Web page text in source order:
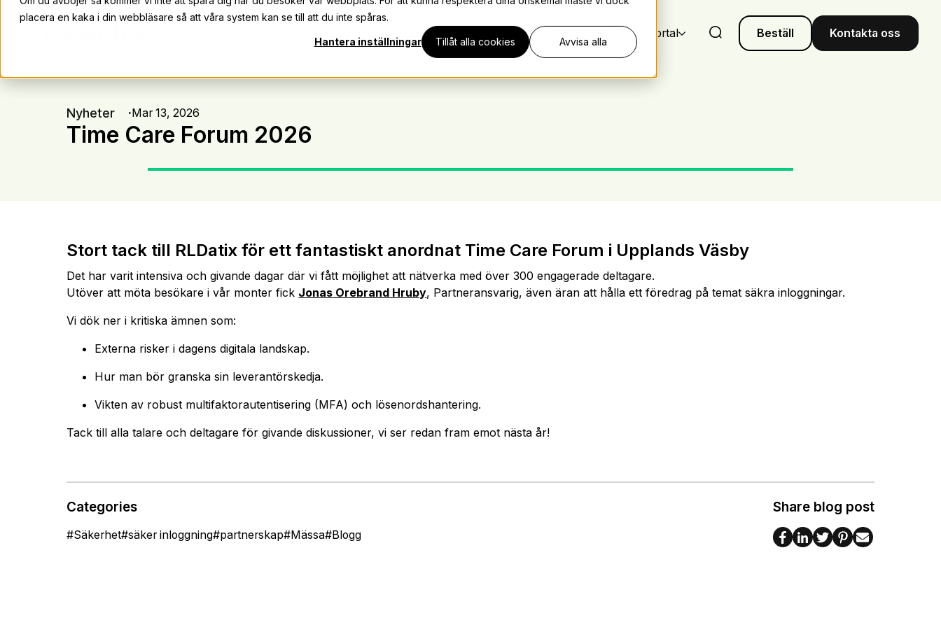
placera en kaka i din webbläsare så att våra system kan se till att du inte spåras.
Hantera inställningar Tillåt alla cookies Avvisa alla
Lösningar Integrationer Kundportal Beställ Kontakta oss
Nyheter Mar 13, 2026
Time Care Forum 2026
Stort tack till RLDatix för ett fantastiskt anordnat Time Care Forum i Upplands Väsby
Det har varit intensiva och givande dagar där vi fått möjlighet att nätverka med över 300 engagerade deltagare.
Utöver att möta besökare i vår monter fick Jonas Orebrand Hruby, Partneransvarig, även äran att hålla ett föredrag på temat säkra inloggningar.
Vi dök ner i kritiska ämnen som:
Externa risker i dagens digitala landskap.
Hur man bör granska sin leverantörskedja.
Vikten av robust multifaktorautentisering (MFA) och lösenordshantering.
Tack till alla talare och deltagare för givande diskussioner, vi ser redan fram emot nästa år!
Categories
#Säkerhet#säker inloggning#partnerskap#Mässa#Blogg
Share blog post